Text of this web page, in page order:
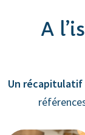
A
Un récapitulatif